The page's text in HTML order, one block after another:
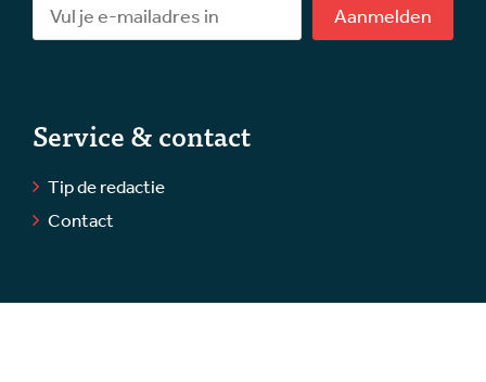
Aanmelden
Service & contact
Tip de redactie
Contact